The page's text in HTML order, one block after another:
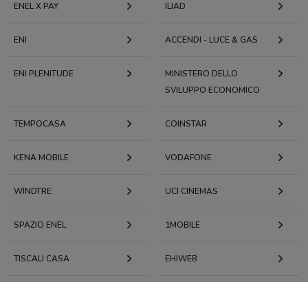
ENEL X PAY ILIAD
ENI ACCENDI - LUCE & GAS
ENI PLENITUDE
MINISTERO DELLO
SVILUPPO ECONOMICO
TEMPOCASA COINSTAR
KENA MOBILE VODAFONE
WINDTRE UCI CINEMAS
SPAZIO ENEL 1MOBILE
TISCALI CASA EHIWEB